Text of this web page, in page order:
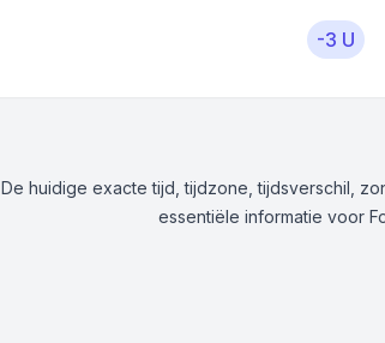
-3 U
De huidige exacte tijd, tijdzone, tijdsverschil,
essentiële informatie voor